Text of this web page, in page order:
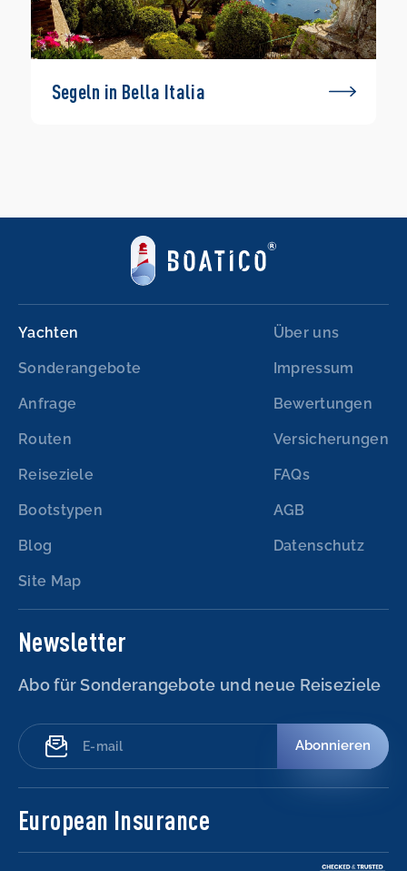
Segeln in Bella Italia
Yachten
Sonderangebote
Anfrage
Routen
Reiseziele
Bootstypen
Blog
Site Map
Über uns
Impressum
Bewertungen
Versicherungen
FAQs
AGB
Datenschutz
Newsletter
Abo für Sonderangebote und neue Reiseziele
Abonnieren
European Insurance